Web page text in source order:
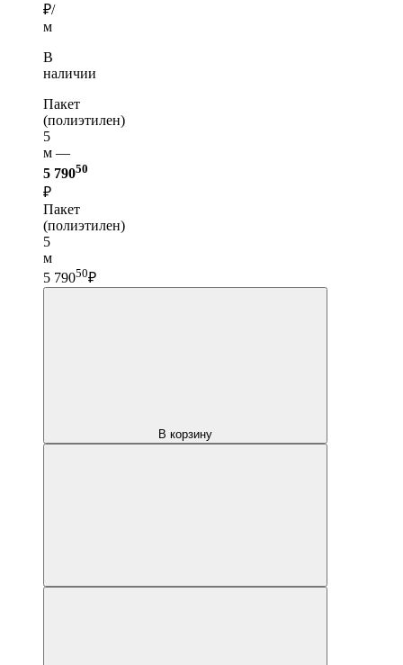
₽/
м
В
наличии
Пакет
(полиэтилен)
5
м —
5 79050
₽
Пакет
(полиэтилен)
5
м
5 79050₽
В корзину